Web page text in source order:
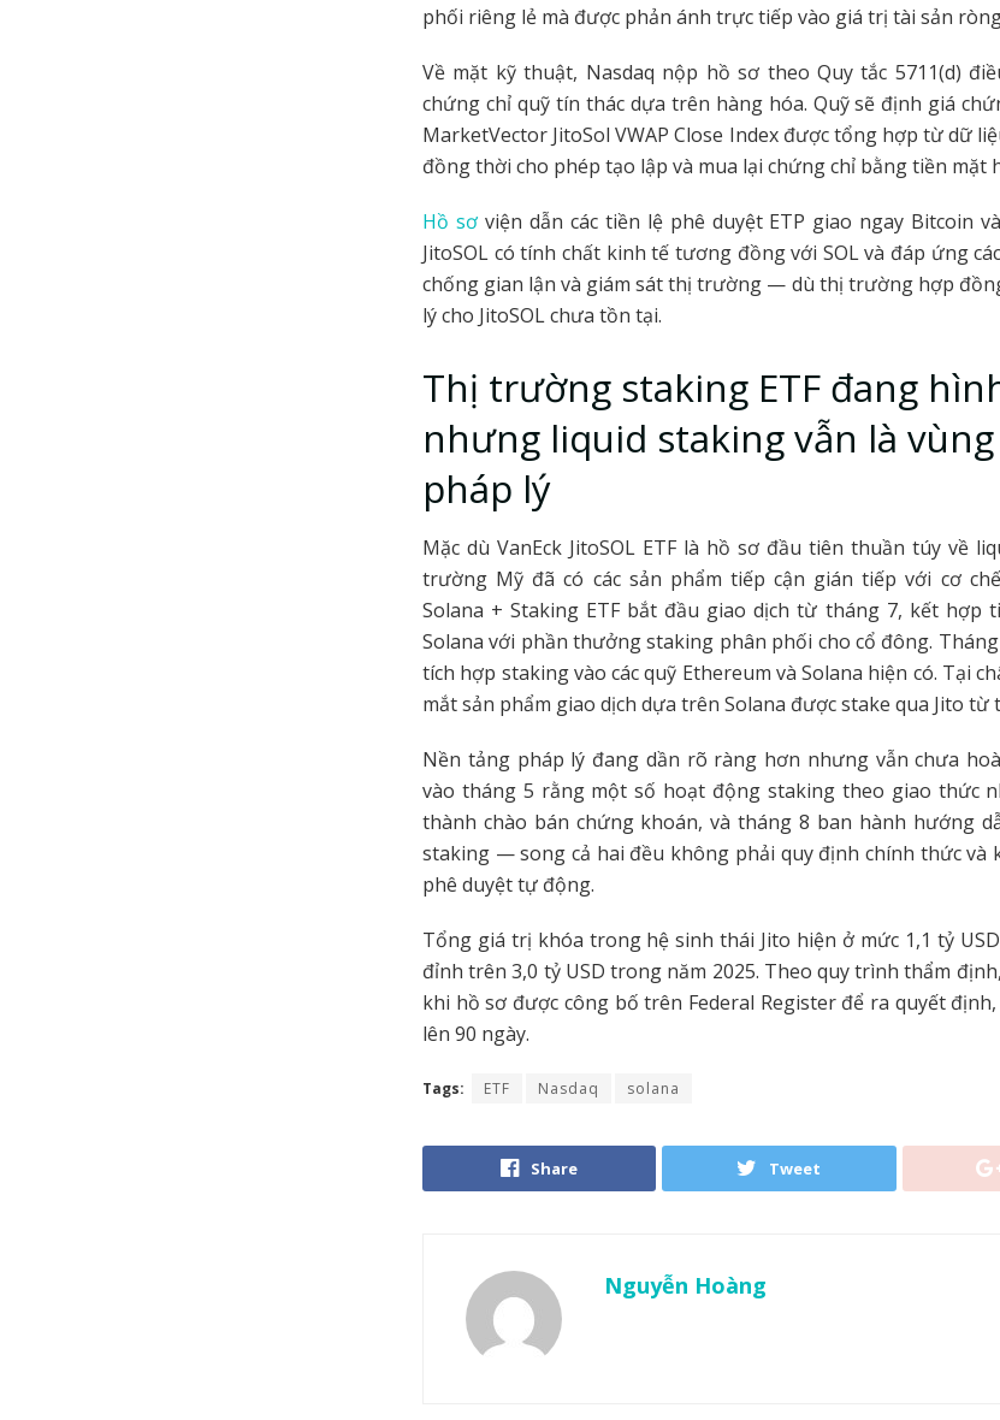
phối riêng lẻ mà được phản ánh trực tiếp vào giá trị tài sản
Về mặt kỹ thuật, Nasdaq nộp hồ sơ theo Quy tắc 5711(d)
chứng chỉ quỹ tín thác dựa trên hàng hóa. Quỹ sẽ định giá
MarketVector JitoSol VWAP Close Index được tổng hợp từ dữ
đồng thời cho phép tạo lập và mua lại chứng chỉ bằng tiền mặt
Hồ sơviện dẫn các tiền lệ phê duyệt ETP giao ngay Bitcoin
JitoSOL có tính chất kinh tế tương đồng với SOL và đáp ứng
chống gian lận và giám sát thị trường — dù thị trường hợp
lý cho JitoSOL chưa tồn tại.
Thị trường staking ETF đang
nhưng liquid staking vẫn là
pháp lý
Mặc dù VanEck JitoSOL ETF là hồ sơ đầu tiên thuần túy về
trường Mỹ đã có các sản phẩm tiếp cận gián tiếp với cơ chế
Solana + Staking ETF bắt đầu giao dịch từ tháng 7, kết hợp
Solana với phần thưởng staking phân phối cho cổ đông.
tích hợp staking vào các quỹ Ethereum và Solana hiện có. Tại
mắt sản phẩm giao dịch dựa trên Solana được stake qua Jito từ
Nền tảng pháp lý đang dần rõ ràng hơn nhưng vẫn chưa
vào tháng 5 rằng một số hoạt động staking theo giao thức
thành chào bán chứng khoán, và tháng 8 ban hành hướng
staking — song cả hai đều không phải quy định chính thức và
phê duyệt tự động.
Tổng giá trị khóa trong hệ sinh thái Jito hiện ở mức 1,1 tỷ
đỉnh trên 3,0 tỷ USD trong năm 2025. Theo quy trình thẩm
khi hồ sơ được công bố trên Federal Register để ra quyết
lên 90 ngày.
Tags: ETF Nasdaq solana
Share Tweet
Nguyễn Hoàng